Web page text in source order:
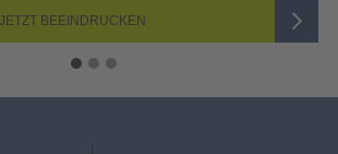
JETZT AUSWÄHLEN